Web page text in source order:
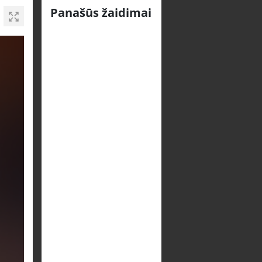
Panašūs žaidimai